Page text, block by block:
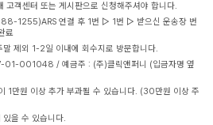
고객센터 또는 게시판으로 신청해주셔야 합니다.
1255)ARS 연결 후 1번 ▷ 1번 ▷ 받으신 운송장 번
료
제외 1-2일 이내에 회수지로 방문합니다.
01-001048 / 예금주 : (주)클릭앤퍼니 (입금자명 옆
1만원 이상 추가 부과될 수 있습니다. (30만원 이상 주
있을 수 있습니다.